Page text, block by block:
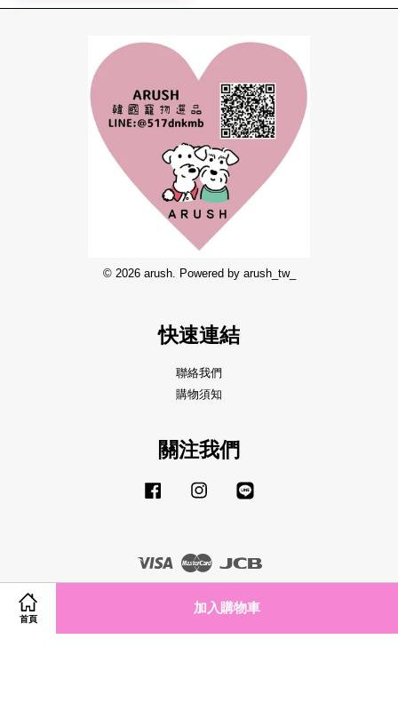
首頁
加入購物車
© 2026 arush. Powered by arush_tw_
快速連結
聯絡我們
購物須知
關注我們
Facebook Instagram
Visa Master